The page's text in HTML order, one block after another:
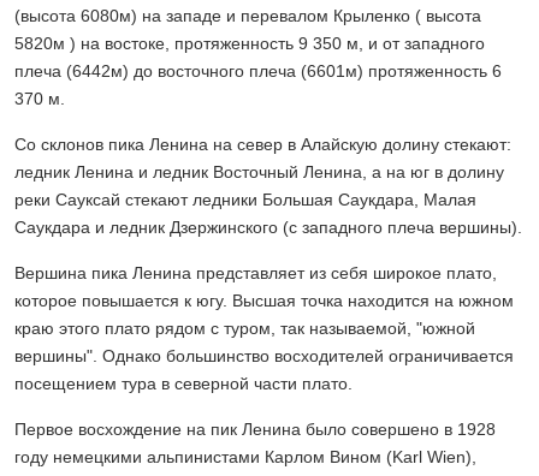
(высота 6080м) на западе и перевалом Крыленко ( высота
5820м ) на востоке, протяженность 9 350 м, и от западного
плеча (6442м) до восточного плеча (6601м) протяженность 6
370 м.
Со склонов пика Ленина на север в Алайскую долину стекают:
ледник Ленина и ледник Восточный Ленина, а на юг в долину
реки Сауксай стекают ледники Большая Саукдара, Малая
Саукдара и ледник Дзержинского (с западного плеча вершины).
Вершина пика Ленина представляет из себя широкое плато,
которое повышается к югу. Высшая точка находится на южном
краю этого плато рядом с туром, так называемой, "южной
вершины". Однако большинство восходителей ограничивается
посещением тура в северной части плато.
Первое восхождение на пик Ленина было совершено в 1928
году немецкими альпинистами Карлом Вином (Karl Wien),